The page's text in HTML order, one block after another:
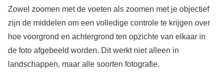
Zowel zoomen met de voeten als zoomen met je objectief
zijn de middelen om een volledige controle te krijgen over
hoe voorgrond en achtergrond ten opzichte van elkaar in
de foto afgebeeld worden. Dit werkt niet alleen in
landschappen, maar alle soorten fotografie.